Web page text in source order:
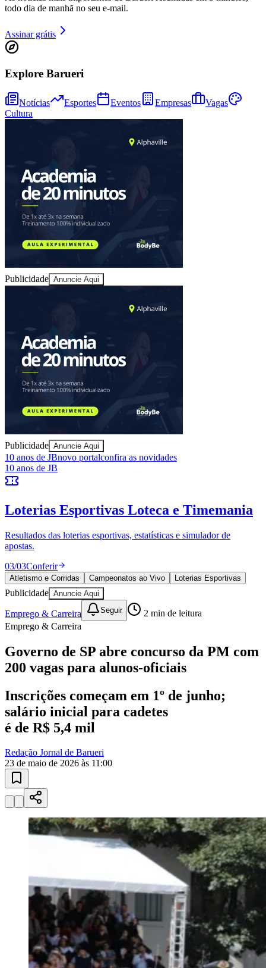
Juventude
todo dia de manhã no seu e-mail.
Assinar grátis
Explore Barueri
Notícias Esportes Eventos Empresas
Vagas
Cultura
Publicidade Anuncie Aqui
Publicidade Anuncie Aqui
10 anos de JBnovo portalconfira as novidades
10 anos de JB
Atletismo e Corridas
Calendário de corridas, resultados de provas e atletas destaque de
Barueri.
Ver calendário
Atletismo e Corridas Campeonatos ao Vivo Loterias Esportivas
min de leitura
Emprego & Carreira
Governo de SP abre concurso da PM com
200 vagas para alunos-oficiais
Inscrições começam em 1º de junho;